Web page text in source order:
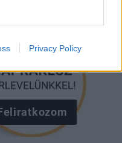
Privacy Policy